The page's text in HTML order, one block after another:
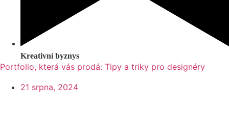
Kreativní byznys
Portfolio, která vás prodá: Tipy a triky pro designéry
21 srpna, 2024